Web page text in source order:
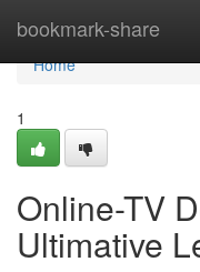
bookmark-share
Home
Home
1
Online-TV
Ultimative